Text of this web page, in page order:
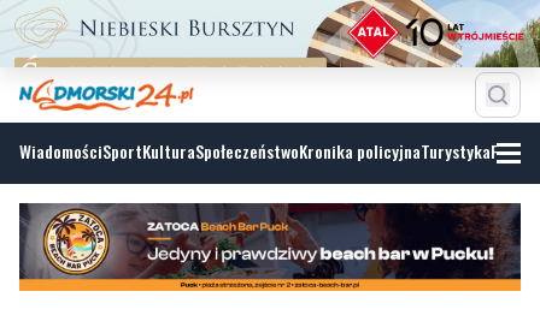
WiadomościSportKulturaSpołeczeństwoKronika policyjnaTurystyka